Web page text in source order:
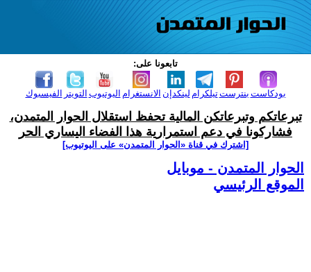
تابعونا على:
الفيسبوك التويتر اليوتيوب الانستغرام لينكدإن تيلكرامبنترست بودكاست
تبرعاتكم وتبرعاتكن المالية تحفظ استقلال الحوار المتمدن،
فشاركونا في دعم استمرارية هذا الفضاء اليساري الحر
[اشترك في قناة ‫«الحوار المتمدن» على اليوتيوب]
الحوار المتمدن - موبايل
الموقع الرئيسي